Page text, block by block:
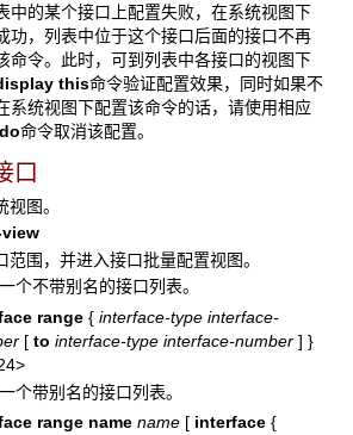
中的某个接口上配置失败，在系统视图下
功，列表中位于这个接口后面的接口不再
命令。此时，可到列表中各接口的视图下
this命令验证配置效果，同时如果不
系统视图下配置该命令的话，请使用相应
命令取消该配置。
口
图。
围，并进入接口批量配置视图。
不带别名的接口列表。
range { interface-type interface-
[ to interface-type interface-number ] }
带别名的接口列表。
range name name [ interface {